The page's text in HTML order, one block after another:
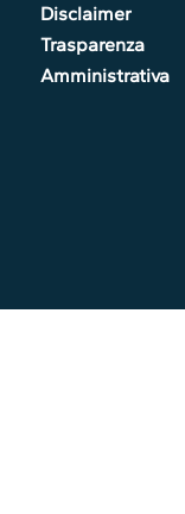
Disclaimer
Trasparenza
Amministrativa